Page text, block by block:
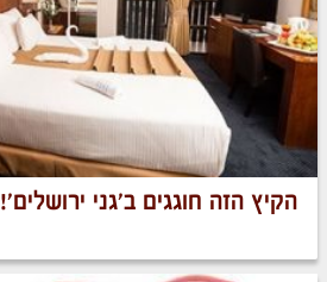
הקיץ הזה חוגגים ב'גני ירושלים'!